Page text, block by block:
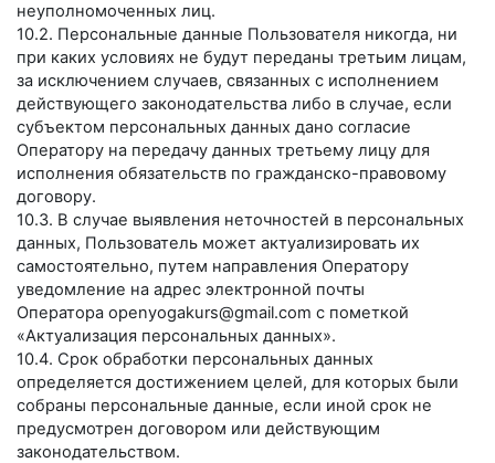
неуполномоченных лиц.
10.2. Персональные данные Пользователя никогда, ни
при каких условиях не будут переданы третьим лицам,
за исключением случаев, связанных с исполнением
действующего законодательства либо в случае, если
субъектом персональных данных дано согласие
Оператору на передачу данных третьему лицу для
исполнения обязательств по гражданско-правовому
договору.
10.3. В случае выявления неточностей в персональных
данных, Пользователь может актуализировать их
самостоятельно, путем направления Оператору
уведомление на адрес электронной почты
Оператора openyogakurs@gmail.com с пометкой
«Актуализация персональных данных».
10.4. Срок обработки персональных данных
определяется достижением целей, для которых были
собраны персональные данные, если иной срок не
предусмотрен договором или действующим
законодательством.